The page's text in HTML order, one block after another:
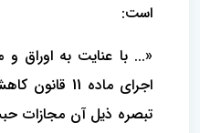
است:
«... با عنایت به اوراق
اجرای ماده